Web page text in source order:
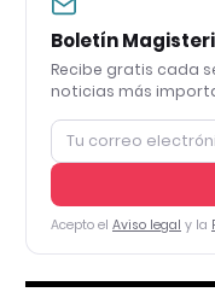
Boletín
Recibe gratis cada
noticias más
Acepto el Aviso legal y la